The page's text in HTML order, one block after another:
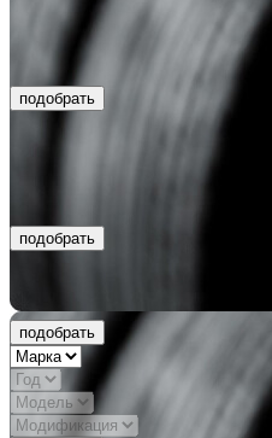
подобрать
подобрать
подобрать